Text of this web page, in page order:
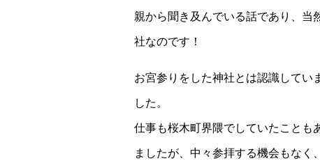
親から聞き及んでいる話であり、当
社なのです！
お宮参りをした神社とは認識してい
した。
仕事も桜木町界隈でしていたことも
ましたが、中々参拝する機会もなく